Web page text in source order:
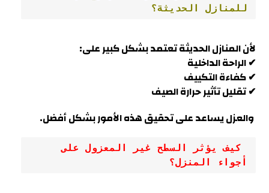
للمنازل الحديثة؟
لأن المنازل الحديثة تعتمد بشكل كبير على:
✔ الراحة الداخلية
✔ كفاءة التكييف
✔ تقليل تأثير حرارة الصيف
والعزل يساعد على تحقيق هذه الأمور بشكل أفضل.
كيف يؤثر السطح غير المعزول على
أجواء المنزل؟